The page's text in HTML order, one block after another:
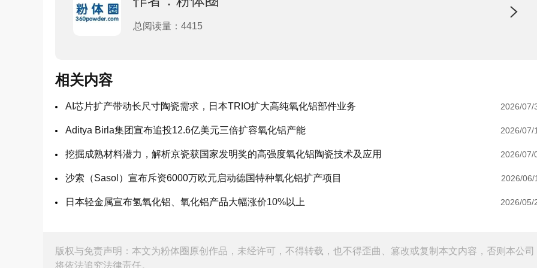
总阅读量：4415
相关内容
AI芯片扩产带动长尺寸陶瓷需求，日本TRIO扩大高纯氧化铝部件业务 2026/07/
Aditya Birla集团宣布追投12.6亿美元三倍扩容氧化铝产能 2026/07/
挖掘成熟材料潜力，解析京瓷获国家发明奖的高强度氧化铝陶瓷技术及应用 2026/07/
沙索（Sasol）宣布斥资6000万欧元启动德国特种氧化铝扩产项目 2026/06/
日本轻金属宣布氢氧化铝、氧化铝产品大幅涨价10%以上 2026/05/
版权与免责声明：本文为粉体圈原创作品，未经许可，不得转载，也不得歪曲、篡改或复制本文内容，否则本公司
将依法追究法律责任。